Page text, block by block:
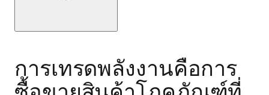
การเทรดพลังงานคือการ